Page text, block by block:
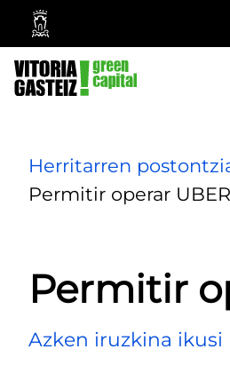
Vitoria-
Gasteizko
Udala
Herritarren
Permitir operar
Permitir
Azken iruzkina ikusi